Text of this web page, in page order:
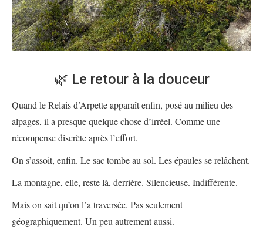
🌿 Le retour à la douceur
Quand le Relais d’Arpette apparaît enfin, posé au milieu des
alpages, il a presque quelque chose d’irréel. Comme une
récompense discrète après l’effort.
On s’assoit, enfin. Le sac tombe au sol. Les épaules se relâchent.
La montagne, elle, reste là, derrière. Silencieuse. Indifférente.
Mais on sait qu’on l’a traversée. Pas seulement
géographiquement. Un peu autrement aussi.